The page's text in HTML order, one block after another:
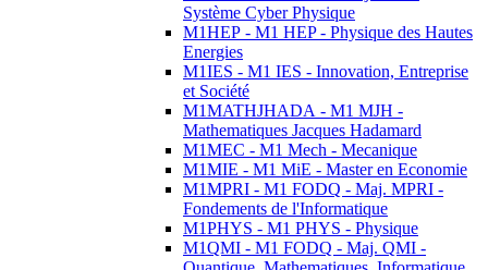
Système Cyber Physique
M1HEP - M1 HEP - Physique des Hautes
Energies
M1IES - M1 IES - Innovation, Entreprise
et Société
M1MATHJHADA - M1 MJH -
Mathematiques Jacques Hadamard
M1MEC - M1 Mech - Mecanique
M1MIE - M1 MiE - Master en Economie
M1MPRI - M1 FODQ - Maj. MPRI -
Fondements de l'Informatique
M1PHYS - M1 PHYS - Physique
M1QMI - M1 FODQ - Maj. QMI -